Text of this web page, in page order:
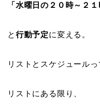
「水曜日の２０時～２
と 行動予定に変える。
リストとスケジュール
リストにある限り、